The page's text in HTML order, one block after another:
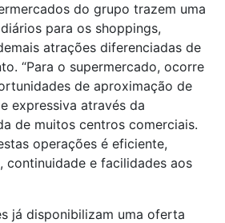
do grupo trazem uma
para os shoppings,
atrações diferenciadas de
“Para o supermercado, ocorre
de aproximação de
expressiva através da
de muitos centros comerciais.
operações é eficiente,
continuidade e facilidades aos
já disponibilizam uma oferta